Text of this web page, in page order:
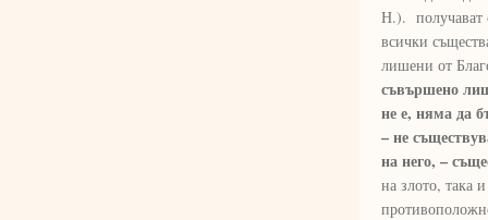
Н.). получават
всички
лишени от
съвършено
не е, няма да
– не
на него, –
на злото, така